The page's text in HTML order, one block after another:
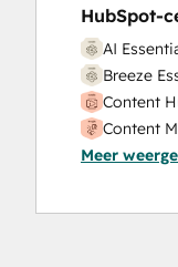
HubSpot-
AI
Breeze
Content
Content
CRM
Digital
Meer